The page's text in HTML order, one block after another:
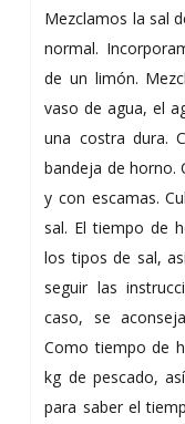
Mezclamos la sal
normal.
de un limón.
vaso de agua, el
una costra dura.
bandeja de horno.
y con escamas.
sal. El tiempo de
los tipos de sal,
seguir las
caso, se
Como tiempo de
kg de pescado,
para saber el